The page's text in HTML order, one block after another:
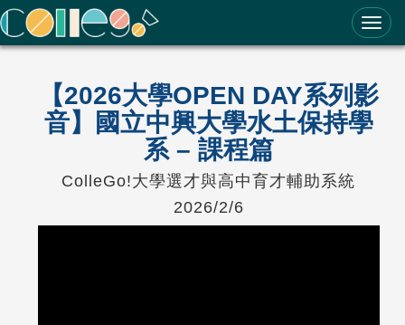
ColleGo! 大學選才與高中育才輔助系統
【2026大學OPEN DAY系列影
音】國立中興大學水土保持學
系 – 課程篇
ColleGo!大學選才與高中育才輔助系統
2026/2/6